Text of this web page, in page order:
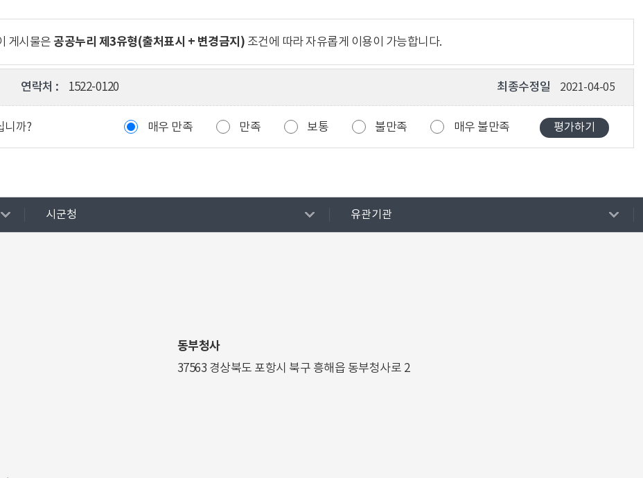
게시물은 공공누리 제3유형(출처표시 + 변경금지) 조건에 따라 자유롭게 이용이 가능합니다.
연락처 : 1522-0120 최종수정일 2021-04-05
니까? 매우 만족 만족 보통 불만족 매우 불만족
시군청 유관기관
동부청사
37563 경상북도 포항시 북구 흥해읍 동부청사로 2